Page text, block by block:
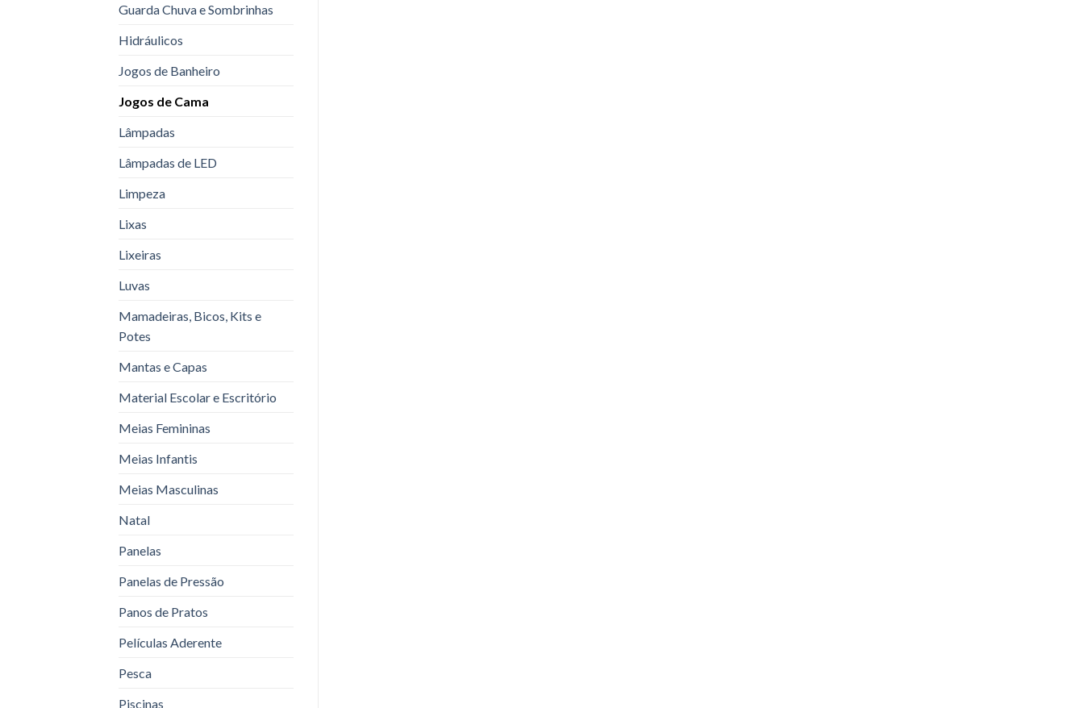
Guarda Chuva e Sombrinhas
Hidráulicos
Jogos de Banheiro
Jogos de Cama
Lâmpadas
Lâmpadas de LED
Limpeza
Lixas
Lixeiras
Luvas
Mamadeiras, Bicos, Kits e
Potes
Mantas e Capas
Material Escolar e Escritório
Meias Femininas
Meias Infantis
Meias Masculinas
Natal
Panelas
Panelas de Pressão
Panos de Pratos
Películas Aderente
Pesca
Piscinas